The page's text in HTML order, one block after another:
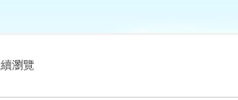
瀏覽